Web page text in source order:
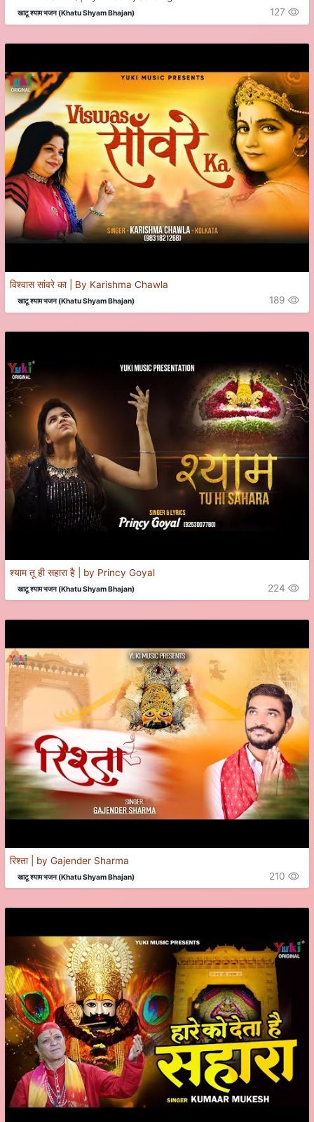
खाटू श्याम भजन (Khatu Shyam Bhajan) 127
विश्वास सांवरे का | By Karishma Chawla
खाटू श्याम भजन (Khatu Shyam Bhajan) 189
श्याम तू ही सहारा है | by Princy Goyal
खाटू श्याम भजन (Khatu Shyam Bhajan) 224
रिश्ता | by Gajender Sharma
खाटू श्याम भजन (Khatu Shyam Bhajan) 210